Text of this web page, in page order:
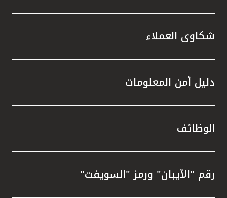
شكاوى العملاء
دليل أمن المعلومات
الوظائف
رقم "الآيبان" ورمز "السويفت"